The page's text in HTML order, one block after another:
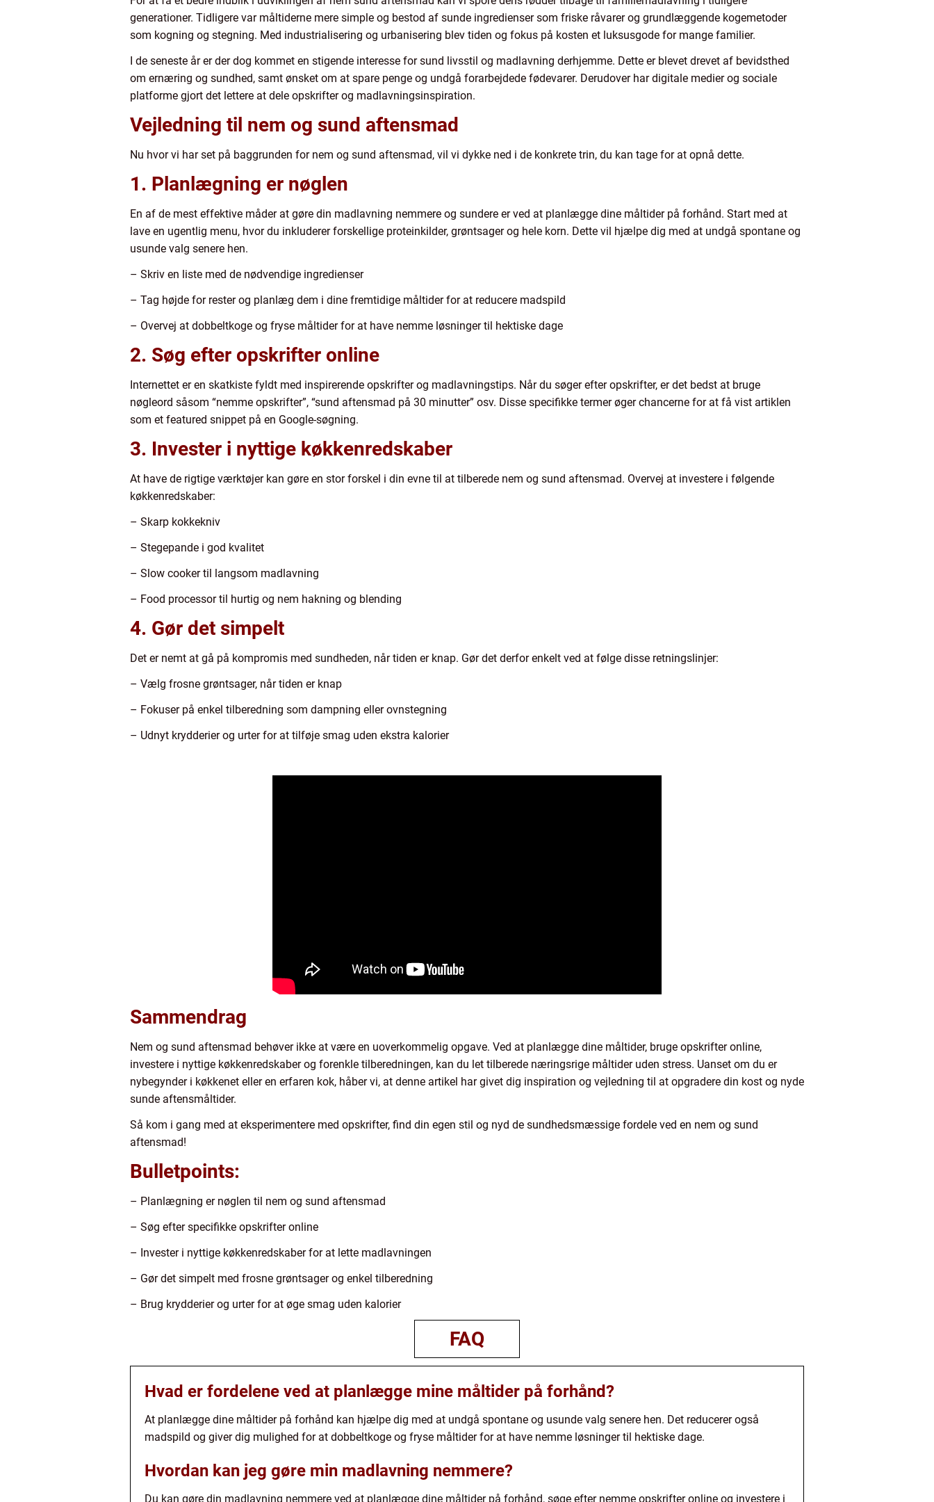
generationer. Tidligere var måltiderne mere simple og bestod af sunde ingredienser som friske råvarer og grundlæggende kogemetoder
som kogning og stegning. Med industrialisering og urbanisering blev tiden og fokus på kosten et luksusgode for mange familier.
I de seneste år er der dog kommet en stigende interesse for sund livsstil og madlavning derhjemme. Dette er blevet drevet af bevidsthed
om ernæring og sundhed, samt ønsket om at spare penge og undgå forarbejdede fødevarer. Derudover har digitale medier og sociale
platforme gjort det lettere at dele opskrifter og madlavningsinspiration.
Vejledning til nem og sund aftensmad
Nu hvor vi har set på baggrunden for nem og sund aftensmad, vil vi dykke ned i de konkrete trin, du kan tage for at opnå dette.
1. Planlægning er nøglen
En af de mest effektive måder at gøre din madlavning nemmere og sundere er ved at planlægge dine måltider på forhånd. Start med at
lave en ugentlig menu, hvor du inkluderer forskellige proteinkilder, grøntsager og hele korn. Dette vil hjælpe dig med at undgå spontane og
usunde valg senere hen.
– Skriv en liste med de nødvendige ingredienser
– Tag højde for rester og planlæg dem i dine fremtidige måltider for at reducere madspild
– Overvej at dobbeltkoge og fryse måltider for at have nemme løsninger til hektiske dage
2. Søg efter opskrifter online
Internettet er en skatkiste fyldt med inspirerende opskrifter og madlavningstips. Når du søger efter opskrifter, er det bedst at bruge
nøgleord såsom “nemme opskrifter”, “sund aftensmad på 30 minutter” osv. Disse specifikke termer øger chancerne for at få vist artiklen
som et featured snippet på en Google-søgning.
3. Invester i nyttige køkkenredskaber
At have de rigtige værktøjer kan gøre en stor forskel i din evne til at tilberede nem og sund aftensmad. Overvej at investere i følgende
køkkenredskaber:
– Skarp kokkekniv
– Stegepande i god kvalitet
– Slow cooker til langsom madlavning
– Food processor til hurtig og nem hakning og blending
4. Gør det simpelt
Det er nemt at gå på kompromis med sundheden, når tiden er knap. Gør det derfor enkelt ved at følge disse retningslinjer:
– Vælg frosne grøntsager, når tiden er knap
– Fokuser på enkel tilberedning som dampning eller ovnstegning
– Udnyt krydderier og urter for at tilføje smag uden ekstra kalorier
Sammendrag
Nem og sund aftensmad behøver ikke at være en uoverkommelig opgave. Ved at planlægge dine måltider, bruge opskrifter online,
investere i nyttige køkkenredskaber og forenkle tilberedningen, kan du let tilberede næringsrige måltider uden stress. Uanset om du er
nybegynder i køkkenet eller en erfaren kok, håber vi, at denne artikel har givet dig inspiration og vejledning til at opgradere din kost og nyde
sunde aftensmåltider.
Så kom i gang med at eksperimentere med opskrifter, find din egen stil og nyd de sundhedsmæssige fordele ved en nem og sund
aftensmad!
Bulletpoints:
– Planlægning er nøglen til nem og sund aftensmad
– Søg efter specifikke opskrifter online
– Invester i nyttige køkkenredskaber for at lette madlavningen
– Gør det simpelt med frosne grøntsager og enkel tilberedning
– Brug krydderier og urter for at øge smag uden kalorier
FAQ
Hvad er fordelene ved at planlægge mine måltider på forhånd?
At planlægge dine måltider på forhånd kan hjælpe dig med at undgå spontane og usunde valg senere hen. Det reducerer også
madspild og giver dig mulighed for at dobbeltkoge og fryse måltider for at have nemme løsninger til hektiske dage.
Hvordan kan jeg gøre min madlavning nemmere?
Du kan gøre din madlavning nemmere ved at planlægge dine måltider på forhånd, søge efter nemme opskrifter online og investere i